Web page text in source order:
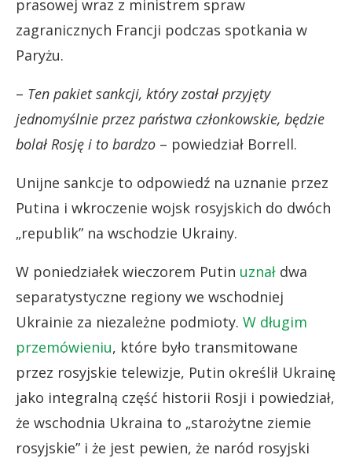
prasowej wraz z ministrem spraw
zagranicznych Francji podczas spotkania w
Paryżu.
– Ten pakiet sankcji, który został przyjęty
jednomyślnie przez państwa członkowskie, będzie
bolał Rosję i to bardzo – powiedział Borrell.
Unijne sankcje to odpowiedź na uznanie przez
Putina i wkroczenie wojsk rosyjskich do dwóch
„republik” na wschodzie Ukrainy.
W poniedziałek wieczorem Putin uznał dwa
separatystyczne regiony we wschodniej
Ukrainie za niezależne podmioty. W długim
przemówieniu, które było transmitowane
przez rosyjskie telewizje, Putin określił Ukrainę
jako integralną część historii Rosji i powiedział,
że wschodnia Ukraina to „starożytne ziemie
rosyjskie” i że jest pewien, że naród rosyjski